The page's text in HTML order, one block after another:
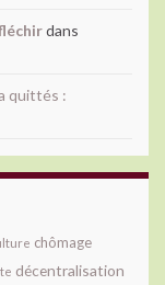
dans
quittés :
chômage
décentralisation